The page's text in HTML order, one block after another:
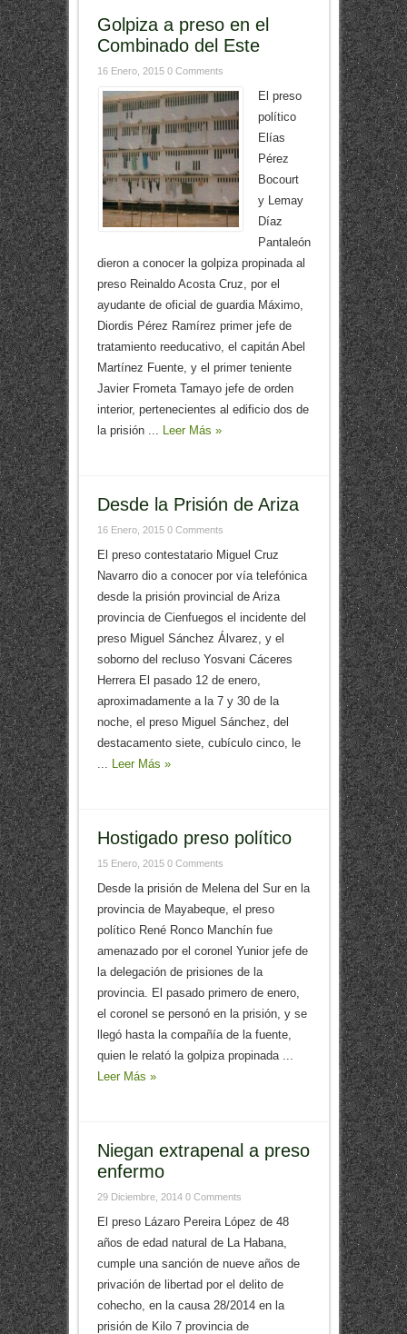
Golpiza a preso en el
Combinado del Este
16 Enero, 2015 0 Comments
El preso
político
Elías
Pérez
Bocourt
y Lemay
Díaz
Pantaleón
dieron a conocer la golpiza propinada al
preso Reinaldo Acosta Cruz, por el
ayudante de oficial de guardia Máximo,
Diordis Pérez Ramírez primer jefe de
tratamiento reeducativo, el capitán Abel
Martínez Fuente, y el primer teniente
Javier Frometa Tamayo jefe de orden
interior, pertenecientes al edificio dos de
la prisión ... Leer Más »
Desde la Prisión de Ariza
16 Enero, 2015 0 Comments
El preso contestatario Miguel Cruz
Navarro dio a conocer por vía telefónica
desde la prisión provincial de Ariza
provincia de Cienfuegos el incidente del
preso Miguel Sánchez Álvarez, y el
soborno del recluso Yosvani Cáceres
Herrera El pasado 12 de enero,
aproximadamente a la 7 y 30 de la
noche, el preso Miguel Sánchez, del
destacamento siete, cubículo cinco, le
Leer Más »
Hostigado preso político
15 Enero, 2015 0 Comments
Desde la prisión de Melena del Sur en la
provincia de Mayabeque, el preso
político René Ronco Manchín fue
amenazado por el coronel Yunior jefe de
la delegación de prisiones de la
provincia. El pasado primero de enero,
el coronel se personó en la prisión, y se
llegó hasta la compañía de la fuente,
quien le relató la golpiza propinada ...
Leer Más »
Niegan extrapenal a preso
enfermo
29 Diciembre, 2014 0 Comments
El preso Lázaro Pereira López de 48
años de edad natural de La Habana,
cumple una sanción de nueve años de
privación de libertad por el delito de
cohecho, en la causa 28/2014 en la
prisión de Kilo 7 provincia de